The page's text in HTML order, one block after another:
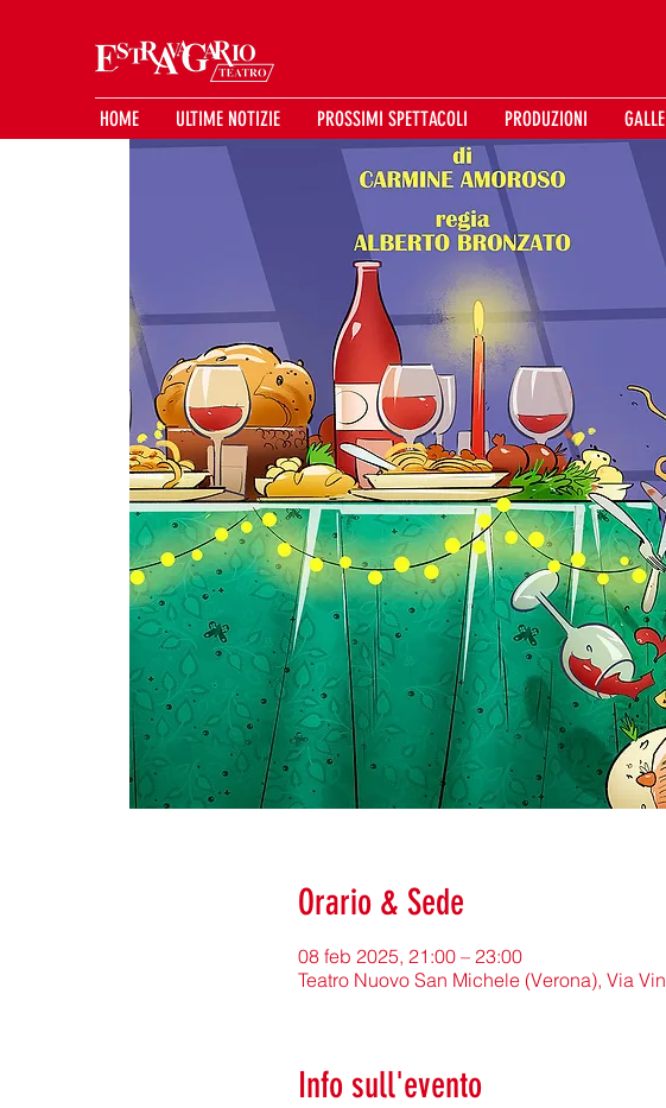
HOME ULTIME NOTIZIE PROSSIMI SPETTACOLI PRODUZIONI
Orario & Sede
08 feb 2025, 21:00 – 23:00
Teatro Nuovo San Michele (Verona), Via
Info sull'evento